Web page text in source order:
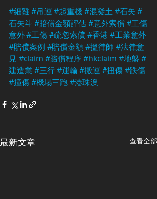
#細雞#吊運 #起重機#混凝土 #石矢 #
石矢斗#賠償金額評估#意外索償#工傷
意外#工傷#疏忽索償#香港 #工業意外
#賠償案例 #賠償金額#搵律師 #法律意
見 #claim #賠償程序#hkclaim #地盤 #
建造業 #三行#運輸 #搬運 #扭傷#跌傷
#撞傷#機場三跑#港珠澳
最新文章 查看全部